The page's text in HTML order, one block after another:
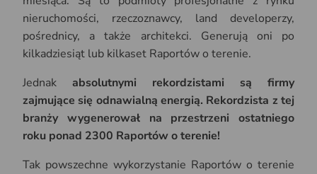
nieruchomości, rzeczoznawcy, land developerzy,
pośrednicy, a także architekci. Generują oni po
kilkadziesiąt lub kilkaset Raportów o terenie.
Jednak absolutnymi rekordzistami są firmy
zajmujące się odnawialną energią. Rekordzista z tej
branży wygenerował na przestrzeni ostatniego
roku ponad 2300 Raportów o terenie!
Tak powszechne wykorzystanie Raportów o terenie